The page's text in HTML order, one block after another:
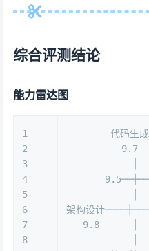
综合评测结论
能力雷达图
1
2
3
4
5
6
7
8
        代码生成
          9.7
架构设计
9.8      │